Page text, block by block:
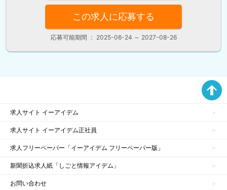
この求人に応募する
応募可能期間 ： 2025-06-24 ～ 2027-08-26
求人サイト イーアイデム
求人サイト イーアイデム正社員
求人フリーペーパー「イーアイデム フリーペーパー版」
新聞折込求人紙「しごと情報アイデム」
お問い合わせ